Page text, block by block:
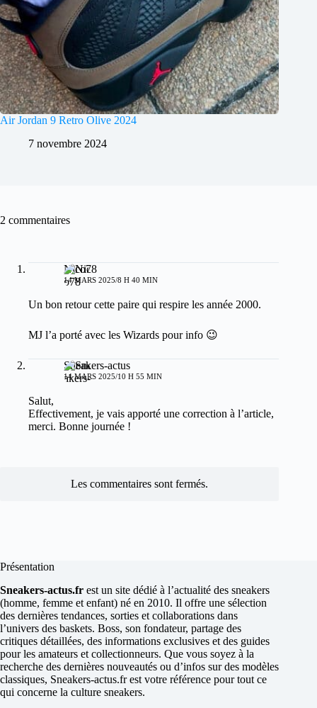
Air Jordan 9 Retro Olive 2024
7 novembre 2024
2 commentaires
Nico78
14 MARS 2025/8 H 40 MIN
Un bon retour cette paire qui respire les année 2000.
MJ l’a porté avec les Wizards pour info 😉
Sneakers-actus
14 MARS 2025/10 H 55 MIN
Salut,
Effectivement, je vais apporté une correction à l’article,
merci. Bonne journée !
Les commentaires sont fermés.
Présentation
Sneakers-actus.fr est un site dédié à l’actualité des sneakers
(homme, femme et enfant) né en 2010. Il offre une sélection
des dernières tendances, sorties et collaborations dans
l’univers des baskets. Boss, son fondateur, partage des
critiques détaillées, des informations exclusives et des guides
pour les amateurs et collectionneurs. Que vous soyez à la
recherche des dernières nouveautés ou d’infos sur des modèles
classiques, Sneakers-actus.fr est votre référence pour tout ce
qui concerne la culture sneakers.